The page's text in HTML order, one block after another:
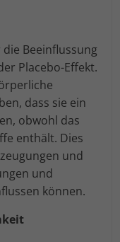
Beeinflussung
Placebo-Effekt.
dass sie ein
obwohl das
enthält. Dies
und
und
können.